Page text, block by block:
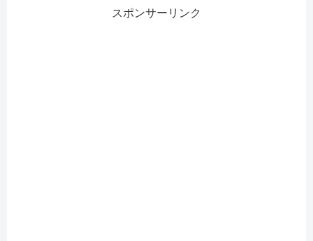
スポンサーリンク